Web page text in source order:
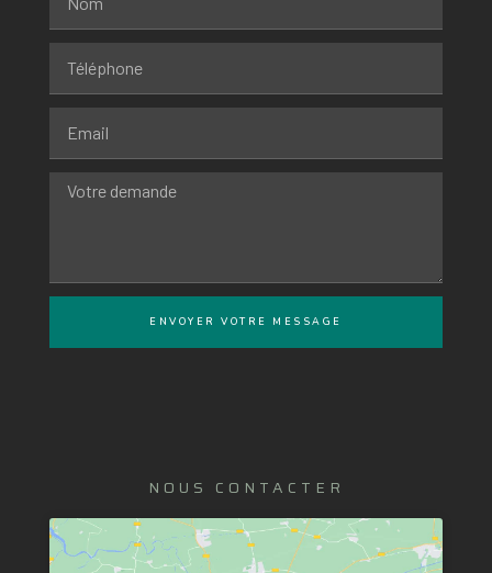
ENVOYER VOTRE MESSAGE
NOUS CONTACTER